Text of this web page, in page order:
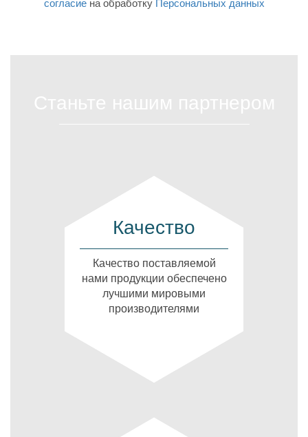
согласиена обработку Персональных данных
Качество
Качество поставляемой
нами продукции обеспечено
лучшими мировыми
производителями